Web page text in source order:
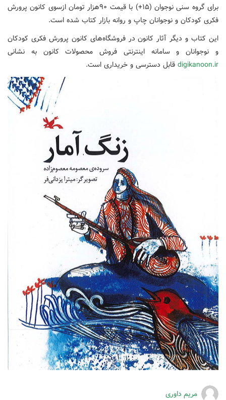
برای گروه سنی نوجوان (۱۵+) با قیمت ۹۰هزار تومان ازسوی کانون پرورش
فکری کودکان و نوجوانان چاپ و روانه بازار کتاب شده است.
این کتاب و دیگر آثار کانون در فروشگاه‌های کانون پرورش فکری کودکان
و نوجوانان و سامانه اینترنتی فروش محصولات کانون به نشانی
digikanoon.ir قابل دسترسی و خریداری است.
مریم داوری